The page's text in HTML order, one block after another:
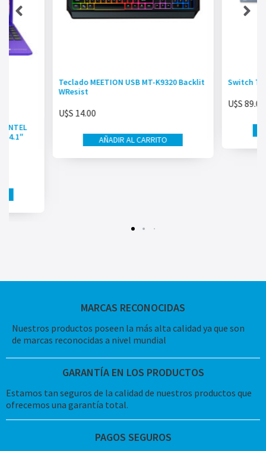
INTEL
14.1″
Teclado MEETION USB MT-K9320 Backlit
WResist
U$S 14.00
AÑADIR AL CARRITO
Switch
U$S 89.00
MARCAS RECONOCIDAS
Nuestros productos poseen la más alta calidad ya que son
de marcas reconocidas a nivel mundial
GARANTÍA EN LOS PRODUCTOS
Estamos tan seguros de la calidad de nuestros productos que
ofrecemos una garantía total.
PAGOS SEGUROS